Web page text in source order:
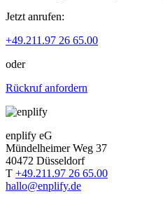
Jetzt anrufen:
+49.211.97 26 65.00
oder
Rückruf anfordern
enplify eG
Mündelheimer Weg 37
40472 Düsseldorf
T +49.211.97 26 65.00
hallo@enplify.de